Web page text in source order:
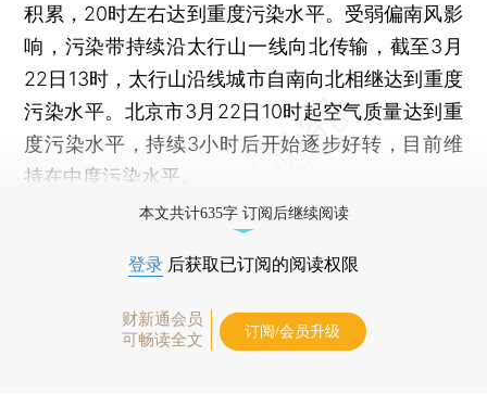
积累，20时左右达到重度污染水平。受弱偏南风影
响，污染带持续沿太行山一线向北传输，截至3月
22日13时，太行山沿线城市自南向北相继达到重度
污染水平。北京市3月22日10时起空气质量达到重
度污染水平，持续3小时后开始逐步好转，目前维
持在中度污染水平。
本文共计635字 订阅后继续阅读
登录 后获取已订阅的阅读权限
财新通会员
可畅读全文
订阅/会员升级